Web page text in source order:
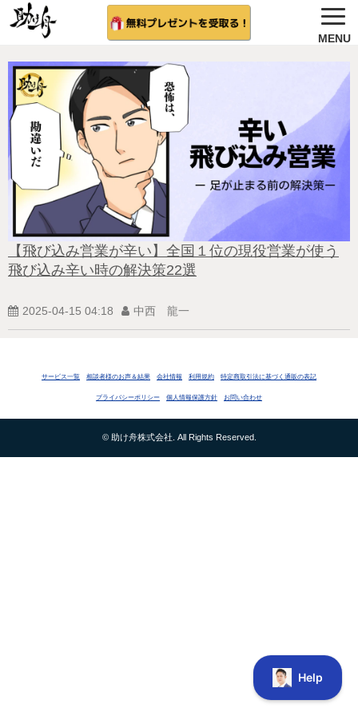
ノウハウ公開
選ばれる理由＆会社概要
無料プレゼント
サービス紹介
法人向け 無料案内を希望する
相談者さんの結果
【飛び込み営業が辛い】全国１位の現役営業が使う
飛び込み辛い時の解決策22選
2025-04-15 04:18 中西 龍一
サービス一覧 相談者様のお声＆結果 会社情報 利用規約 特定商取引法に基づく通販の表記
プライバシーポリシー 個人情報保護方針 お問い合わせ
© 助け舟株式会社. All Rights Reserved.